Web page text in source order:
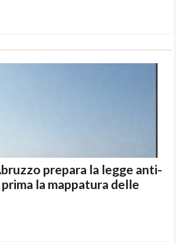
prepara la legge anti-
la mappatura delle